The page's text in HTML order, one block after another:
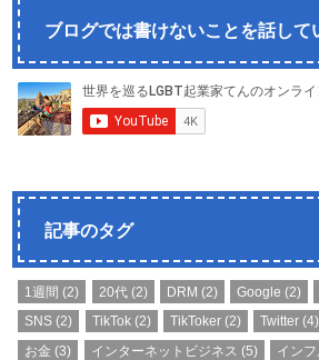
ブログでは書けないことを話して
記事のタグ
1週間 (2) 20代 (2) DRM (2) Google (2)
SNS (2) TikTok(2) TikToker(2) Twitter (4)
お金 (3) インターネットビジネス (5) イン